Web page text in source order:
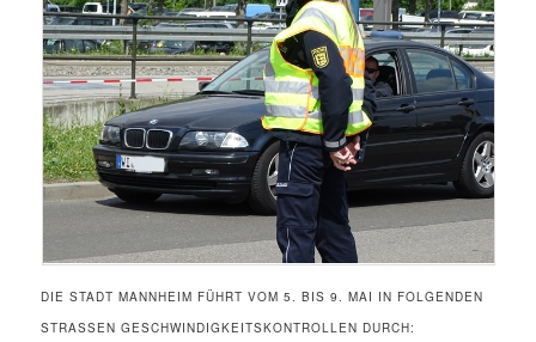
DIE STADT MANNHEIM FÜHRT VOM 5. BIS 9. MAI IN FOLGENDEN
STRASSEN GESCHWINDIGKEITSKONTROLLEN DURCH: